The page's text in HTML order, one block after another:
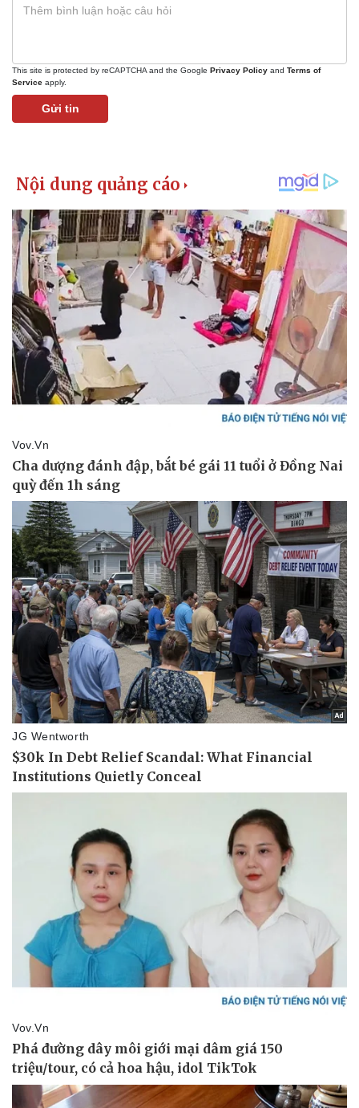
Kinh tế
Bất động sản
Khởi nghiệp
Thị trường
Giá vàng
Tiêu dùng
Tỷ giá
Chứng khoán
Giá cà phê
This site is protected by reCAPTCHA and the Google Privacy Policy and Terms of
Service apply.
Gửi tin